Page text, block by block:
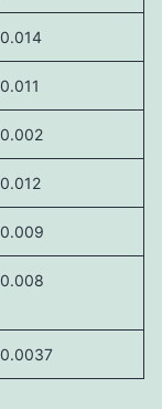
0.014
0.011
0.002
0.012
0.009
0.008
0.0037